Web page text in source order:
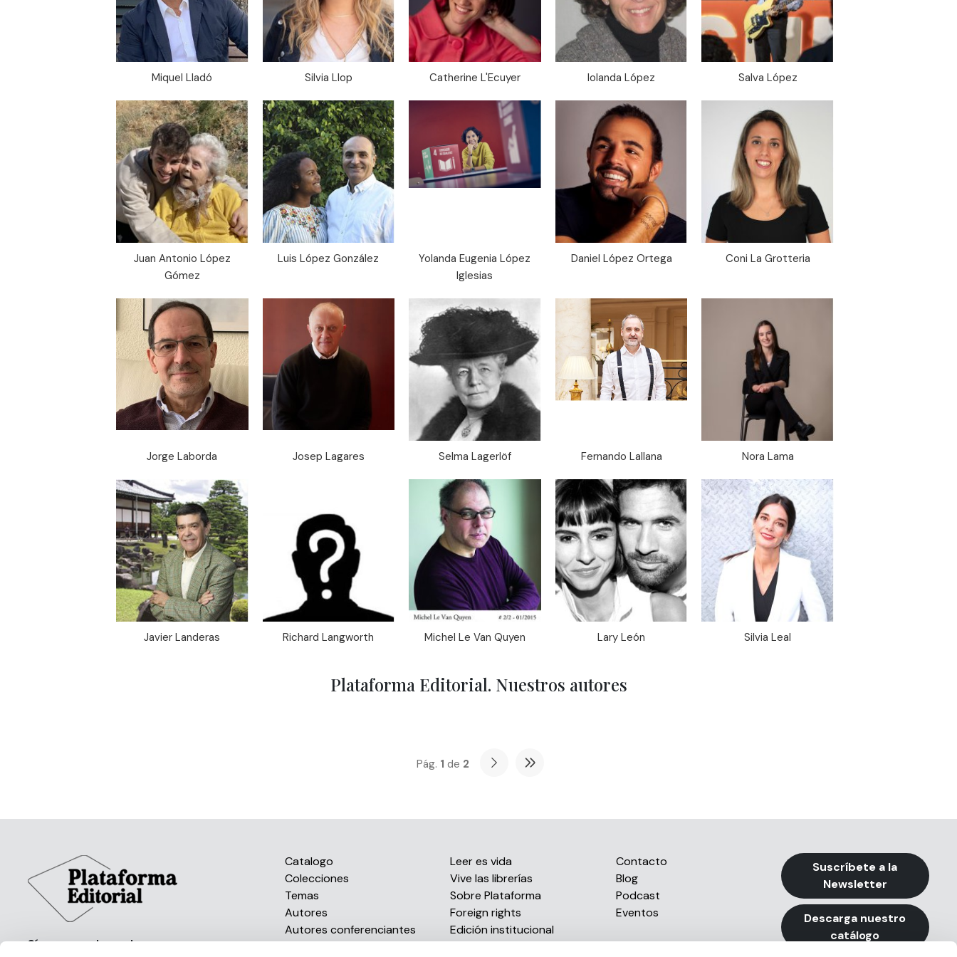
Miquel Lladó Silvia Llop Catherine L'Ecuyer Iolanda López Salva López
Juan Antonio López
Gómez
Luis López González
Yolanda Eugenia López
Iglesias
Daniel López Ortega Coni La Grotteria
Jorge Laborda Josep Lagares Selma Lagerlöf Fernando Lallana Nora Lama
Javier Landeras Richard Langworth Michel Le Van Quyen Lary León Silvia Leal
Plataforma Editorial. Nuestros autores
Pág. 1 de 2
Síguenos en las redes
Catalogo
Colecciones
Temas
Autores
Autores conferenciantes
Leer es vida
Vive las librerías
Sobre Plataforma
Foreign rights
Edición institucional
Envío de manuscritos
Contacto
Blog
Podcast
Eventos
Suscríbete a la
Newsletter
Descarga nuestro
catálogo